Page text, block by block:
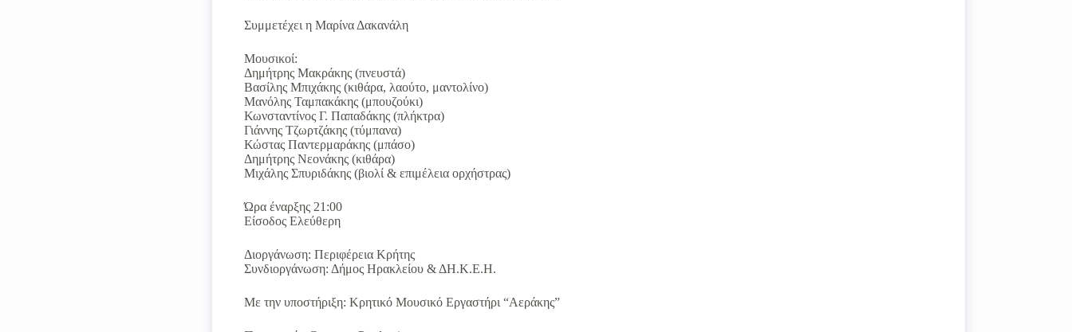
Συμμετέχει η Μαρίνα Δακανάλη
Μουσικοί:
Δημήτρης Μακράκης (πνευστά)
Βασίλης Μπιχάκης (κιθάρα, λαούτο, μαντολίνο)
Μανόλης Ταμπακάκης (μπουζούκι)
Κωνσταντίνος Γ. Παπαδάκης (πλήκτρα)
Γιάννης Τζωρτζάκης (τύμπανα)
Κώστας Παντερμαράκης (μπάσο)
Δημήτρης Νεονάκης (κιθάρα)
Μιχάλης Σπυριδάκης (βιολί & επιμέλεια ορχήστρας)
Ώρα έναρξης 21:00
Είσοδος Ελεύθερη
Διοργάνωση: Περιφέρεια Κρήτης
Συνδιοργάνωση: Δήμος Ηρακλείου & ΔΗ.Κ.Ε.Η.
Με την υποστήριξη: Κρητικό Μουσικό Εργαστήρι “Αεράκης”